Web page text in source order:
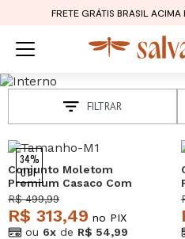
FRETE GRÁTIS BRASIL ACIMA
FILTRAR
34%
OFF
Conjunto Moletom
Premium Casaco Com
bolsos e Wide Leg
Marrom Salvatore
R$ 499,99
R$ 313,49 no PIX
ou 6x de R$ 54,99